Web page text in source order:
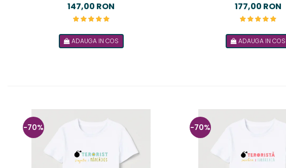
147,00 RON
ADAUGA IN COS
177,00 RON
ADAUGA IN COS
-70% -70%